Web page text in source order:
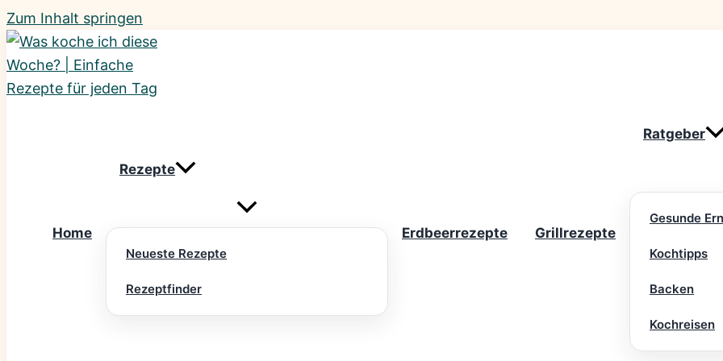
Zum Inhalt springen
Home
Rezepte
Neueste Rezepte
Rezeptfinder
Erdbeerrezepte Grillrezepte
Ratgeber
Gesunde
Kochtipps
Backen
Kochreisen